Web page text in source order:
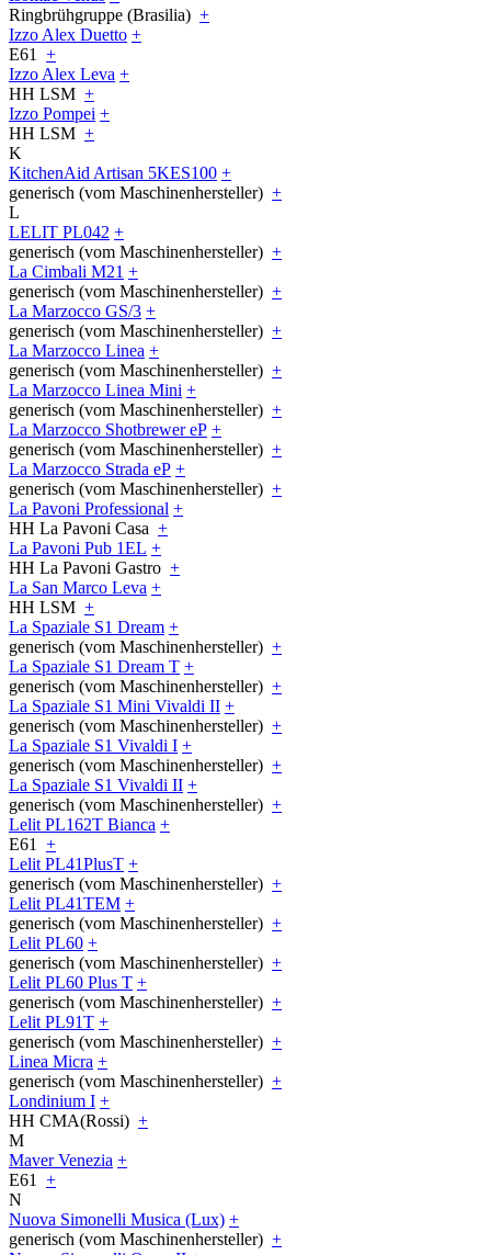
Ringbrühgruppe (Brasilia) +
Izzo Alex Duetto +
E61 +
Izzo Alex Leva +
HH LSM +
Izzo Pompei +
HH LSM +
K
KitchenAid Artisan 5KES100 +
generisch (vom Maschinenhersteller) +
L
LELIT PL042 +
generisch (vom Maschinenhersteller) +
La Cimbali M21 +
generisch (vom Maschinenhersteller) +
La Marzocco GS/3 +
generisch (vom Maschinenhersteller) +
La Marzocco Linea +
generisch (vom Maschinenhersteller) +
La Marzocco Linea Mini +
generisch (vom Maschinenhersteller) +
La Marzocco Shotbrewer eP +
generisch (vom Maschinenhersteller) +
La Marzocco Strada eP +
generisch (vom Maschinenhersteller) +
La Pavoni Professional +
HH La Pavoni Casa +
La Pavoni Pub 1EL +
HH La Pavoni Gastro +
La San Marco Leva +
HH LSM +
La Spaziale S1 Dream +
generisch (vom Maschinenhersteller) +
La Spaziale S1 Dream T +
generisch (vom Maschinenhersteller) +
La Spaziale S1 Mini Vivaldi II +
generisch (vom Maschinenhersteller) +
La Spaziale S1 Vivaldi I +
generisch (vom Maschinenhersteller) +
La Spaziale S1 Vivaldi II +
generisch (vom Maschinenhersteller) +
Lelit PL162T Bianca +
E61 +
Lelit PL41PlusT +
generisch (vom Maschinenhersteller) +
Lelit PL41TEM +
generisch (vom Maschinenhersteller) +
Lelit PL60 +
generisch (vom Maschinenhersteller) +
Lelit PL60 Plus T +
generisch (vom Maschinenhersteller) +
Lelit PL91T +
generisch (vom Maschinenhersteller) +
Linea Micra +
generisch (vom Maschinenhersteller) +
Londinium I +
HH CMA(Rossi) +
M
Maver Venezia +
E61 +
N
Nuova Simonelli Musica (Lux) +
generisch (vom Maschinenhersteller) +